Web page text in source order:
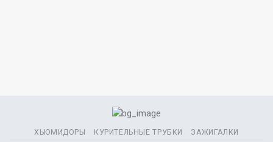
ХЬЮМИДОРЫ КУРИТЕЛЬНЫЕ ТРУБКИ ЗАЖИГАЛКИ